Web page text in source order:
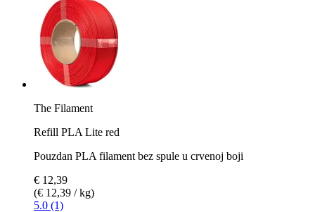
The Filament
Refill PLA Lite red
Pouzdan PLA filament bez spule u crvenoj boji
€ 12,39
(€ 12,39 / kg)
5.0 (1)